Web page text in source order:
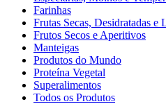
Farinhas
Frutas Secas, Desidratadas e
Frutos Secos e Aperitivos
Manteigas
Produtos do Mundo
Proteína Vegetal
Superalimentos
Todos os Produtos